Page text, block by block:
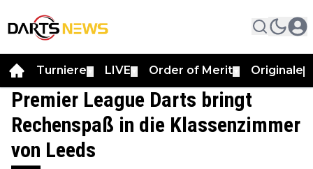
Turniere LIVE Order of Merit Originale
Premier League Darts bringt
Rechenspaß in die Klassenzimmer
von Leeds